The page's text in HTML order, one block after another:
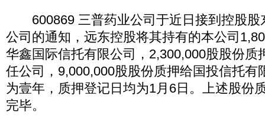
600869 三普药业公司于近日接到控股股
公司的通知，远东控股将其持有的本公司
华鑫国际信托有限公司，2,300,000股股份质
任公司，9,000,000股股份质押给国投信托有
为壹年，质押登记日均为1月6日。上述股份
完毕。